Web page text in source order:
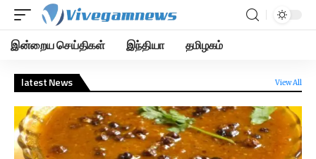
இன்றைய செய்திகள் இந்தியா தமிழகம்
latest News View All